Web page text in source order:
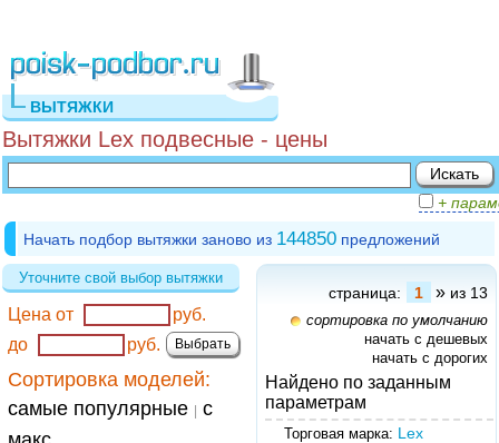
ВЫТЯЖКИ
Вытяжки Lex подвесные - цены
+
Начать подбор вытяжки заново из 144850 предложений
Уточните свой выбор вытяжки
Цена от
руб.
до
руб.
Сортировка моделей:
самые популярные
с
страница: 1 » из 13
сортировка по умолчанию
начать с дешевых
начать с дорогих
Найдено по заданным
параметрам
Торговая марка: Lex